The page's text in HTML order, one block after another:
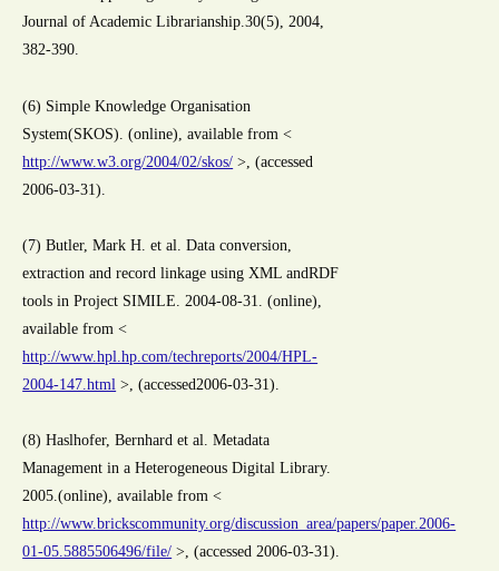
Journal of Academic Librarianship.30(5), 2004,
382-390.
(6) Simple Knowledge Organisation
System(SKOS). (online), available from <
http://www.w3.org/2004/02/skos/ >, (accessed
2006-03-31).
(7) Butler, Mark H. et al. Data conversion,
extraction and record linkage using XML andRDF
tools in Project SIMILE. 2004-08-31. (online),
available from <
http://www.hpl.hp.com/techreports/2004/HPL-
2004-147.html >, (accessed2006-03-31).
(8) Haslhofer, Bernhard et al. Metadata
Management in a Heterogeneous Digital Library.
2005.(online), available from <
http://www.brickscommunity.org/discussion_area/papers/paper.2006-
01-05.5885506496/file/ >, (accessed 2006-03-31).